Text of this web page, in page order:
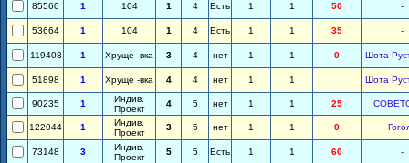
85560 1 104 1 4 Есть 1 1 50 -
53664 1 104 1 4 Есть 1 1 35 -
119408 1 Хруще -вка 3 4 нет 1 1 0 Шота
51898 1 Хруще -вка 4 4 нет 1 1 Шота
90235 1
Индив.
Проект
4 5 нет 1 1 25
122044 1
Индив.
Проект
3 5 нет 1 1 0
73148 3
Индив.
Проект
5 5 Есть 1 1 60 -